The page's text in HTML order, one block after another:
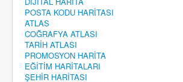
POSTA KODU HARİTASI
ATLAS
COĞRAFYA ATLASI
TARİH ATLASI
PROMOSYON HARİTA
EĞİTİM HARİTALARI
ŞEHİR HARİTASI